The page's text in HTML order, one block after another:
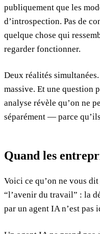
publiquement que les
d’introspection. Pas de
quelque chose qui
regarder fonctionner.
Deux réalités
massive. Et une question
analyse révèle qu’on ne
séparément — parce
Quand les
Voici ce qu’on ne vous
“l’avenir du travail” : la
par un agent IA n’est pas